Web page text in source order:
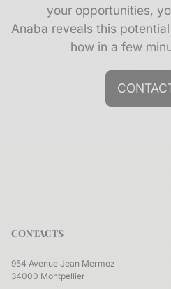
your opportunities,
Anaba reveals this
how in a few
CONTACTS
954 Avenue Jean Mermoz
34000 Montpellier